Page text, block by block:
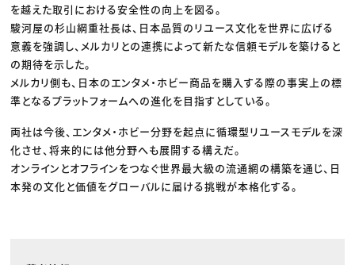
を越えた取引における安全性の向上を図る。
駿河屋の杉山綱重社長は、日本品質のリユース文化を世界に広げる
意義を強調し、メルカリとの連携によって新たな信頼モデルを築けると
の期待を示した。
メルカリ側も、日本のエンタメ・ホビー商品を購入する際の事実上の標
準となるプラットフォームへの進化を目指すとしている。
両社は今後、エンタメ・ホビー分野を起点に循環型リユースモデルを深
化させ、将来的には他分野へも展開する構えだ。
オンラインとオフラインをつなぐ世界最大級の流通網の構築を通じ、日
本発の文化と価値をグローバルに届ける挑戦が本格化する。